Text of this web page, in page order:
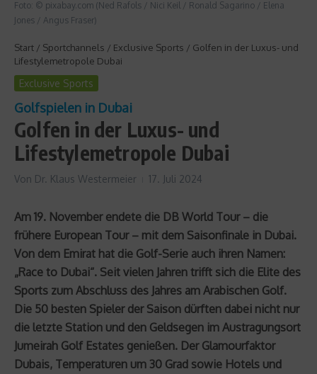
Foto: © pixabay.com (Ned Rafols / Nici Keil / Ronald Sagarino / Elena
Jones / Angus Fraser)
Start / Sportchannels / Exclusive Sports / Golfen in der Luxus- und
Lifestylemetropole Dubai
Exclusive Sports
Golfspielen in Dubai
Golfen in der Luxus- und
Lifestylemetropole Dubai
Von Dr. Klaus Westermeier 17. Juli 2024
Am 19. November endete die DB World Tour – die
frühere European Tour – mit dem Saisonfinale in Dubai.
Von dem Emirat hat die Golf-Serie auch ihren Namen:
„Race to Dubai“. Seit vielen Jahren trifft sich die Elite des
Sports zum Abschluss des Jahres am Arabischen Golf.
Die 50 besten Spieler der Saison dürften dabei nicht nur
die letzte Station und den Geldsegen im Austragungsort
Jumeirah Golf Estates genießen. Der Glamourfaktor
Dubais, Temperaturen um 30 Grad sowie Hotels und